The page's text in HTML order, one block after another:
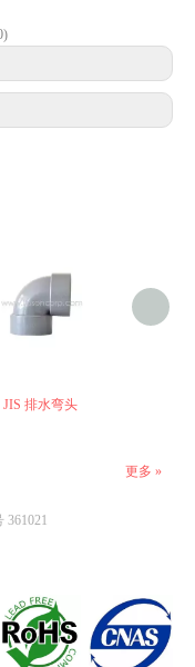
JIS 排水弯头
更多 »